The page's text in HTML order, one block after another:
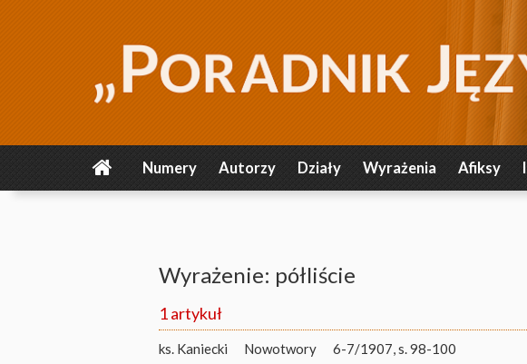
Numery Autorzy Działy Wyrażenia Afiksy
Wyrażenie: półliście
1 artykuł
ks. Kaniecki Nowotwory 6-7/1907, s. 98-100